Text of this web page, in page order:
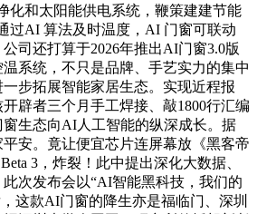
化和太阳能供电系统，鞭策建建节能
过AI 算法及时温度，AI 门窗可联动
司还打算于2026年推出AI门窗3.0版
系统，不只是品牌、手艺实力的集中
步拓展智能家居生态。实现近程报
辟者三个月手工焊接、敲1800行汇编
生态向AI人工智能的纵深成长。据
安。竟让便宜芯片连屏幕放《黑客帝
3，炸裂！此中提出深化大数据、
次发布会以“AI智能黑科技，我们的
这款AI门窗的降生亦是福临门、深圳